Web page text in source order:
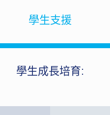
學生支援
學生成長培育: